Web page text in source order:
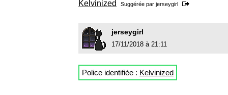
Kelvinized Suggérée par jerseygirl
jerseygirl
17/11/2018 à 21:11
Police identifiée : Kelvinized